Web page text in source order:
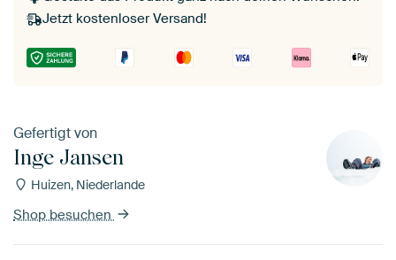
Jetzt kostenloser Versand!
Gefertigt von
Inge Jansen
Huizen, Niederlande
Shop besuchen